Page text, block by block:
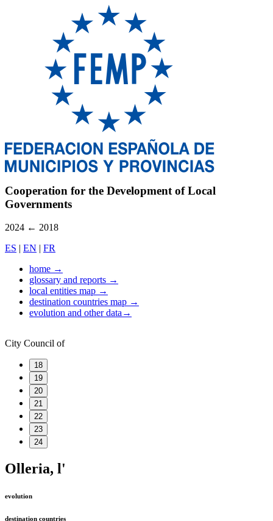
Cooperation for the Development of Local
Governments
2024 ← 2018
ES | EN | FR
home →
glossary and reports →
local entities map →
destination countries map →
evolution and other data→
City Council of
18
19
20
21
22
23
24
Olleria, l'
evolution
destination countries